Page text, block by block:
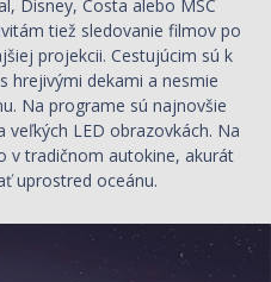
Disney, Costa alebo MSC
tiež sledovanie filmov po
projekcii. Cestujúcim sú k
hrejivými dekami a nesmie
Na programe sú najnovšie
LED obrazovkách. Na
v tradičnom autokine, akurát
uprostred oceánu.